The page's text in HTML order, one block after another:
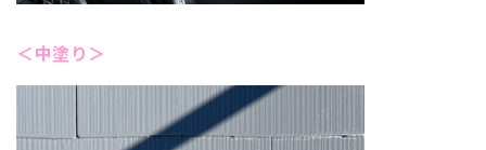
＜中塗り＞